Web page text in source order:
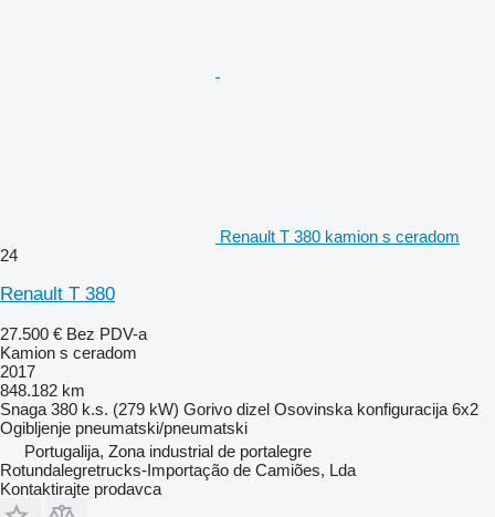
Renault T 380 kamion s ceradom
24
Renault T 380
27.500 € Bez PDV-a
Kamion s ceradom
2017
848.182 km
Snaga 380 k.s. (279 kW) Gorivo dizel Osovinska konfiguracija 6x2
Ogibljenje pneumatski/pneumatski
Portugalija, Zona industrial de portalegre
Rotundalegretrucks-Importação de Camiões, Lda
Kontaktirajte prodavca